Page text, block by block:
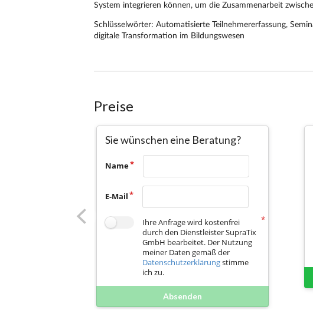
Preise
Sie wünschen eine Beratung?
Name
E-Mail
Ihre Anfrage wird kostenfrei
durch den Dienstleister SupraTix
GmbH bearbeitet. Der Nutzung
meiner Daten gemäß der
Datenschutzerklärungstimme
ich zu.
Absenden